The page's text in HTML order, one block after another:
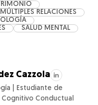
MÚLTIPLES RELACIONES
SALUD MENTAL
Cazzola
| Estudiante de
Conductual